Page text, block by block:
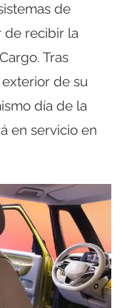
de
de recibir la
Tras
de su
día de la
en servicio en